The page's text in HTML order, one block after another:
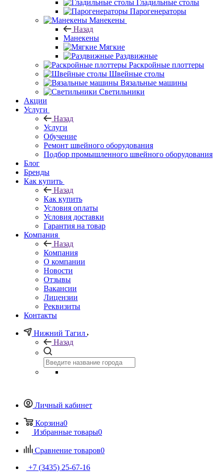
Гладильные столы
Парогенераторы
Манекены
Назад
Манекены
Мягкие
Раздвижные
Раскройные плоттеры
Швейные столы
Вязальные машины
Светильники
Акции
Услуги
Назад
Услуги
Обучение
Ремонт швейного оборудования
Подбор промышленного швейного оборудования
Блог
Бренды
Как купить
Назад
Как купить
Условия оплаты
Условия доставки
Гарантия на товар
Компания
Назад
Компания
О компании
Новости
Отзывы
Вакансии
Лицензии
Реквизиты
Контакты
Нижний Тагил
Назад
Личный кабинет
Корзина0
Избранные товары0
Сравнение товаров0
+7 (3435) 25-67-16